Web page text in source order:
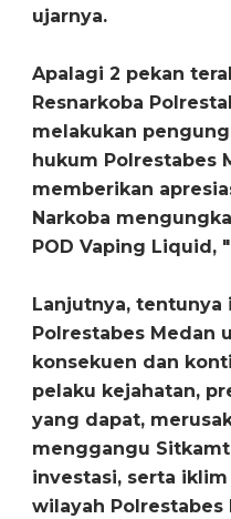
ujarnya.
Apalagi 2 pekan
Resnarkoba
melakukan
hukum Polrestabes
memberikan
Narkoba
POD Vaping Liquid,
Lanjutnya,
Polrestabes Medan
konsekuen dan
pelaku kejahatan,
yang dapat,
menggangu
investasi, serta
wilayah Polrestabes